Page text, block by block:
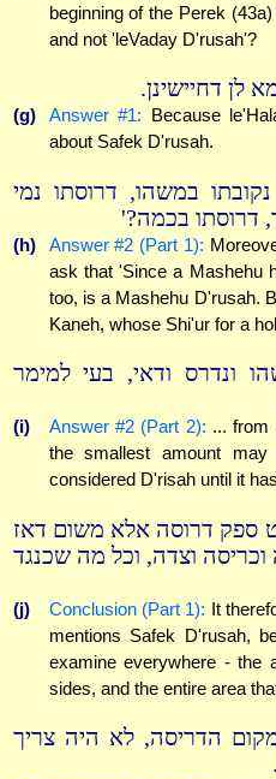
beginning of the Perek
and not 'leVaday D'rusah'?
לן דחיישינן.
(g) Answer #1: Because
about Safek D'rusah.
במשהו, דרוסתו נמי
דרוסתו בכמה?'
(h) Answer #2 (Part 1):
ask that 'Since a Mashehu
too, is a Mashehu D'rusah.
Kaneh, whose Shi'ur for a
ונדרס ודאי, בעי למימר
(i) Answer #2 (Part 2): ... from
the smallest amount
considered D'risah until it
ספק דרוסה אלא משום דאז
וצדה, וכל מה שכנגד
(j) Conclusion (Part 1): It
mentions Safek D'rusah,
examine everywhere - the
sides, and the entire area
הדריסה, לא היה צריך